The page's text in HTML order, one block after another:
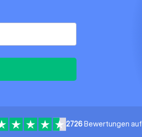
2726Bewertungen auf